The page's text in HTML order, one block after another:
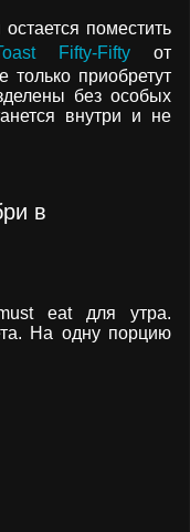
поместить
Fifty-Fiftyот
только приобретут
без особых
внутри и не
в
eat для утра.
На одну порцию